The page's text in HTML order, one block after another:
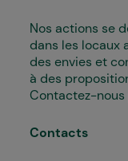
Nos actions se
dans les locaux
des envies et
à des
Contactez-
Contacts